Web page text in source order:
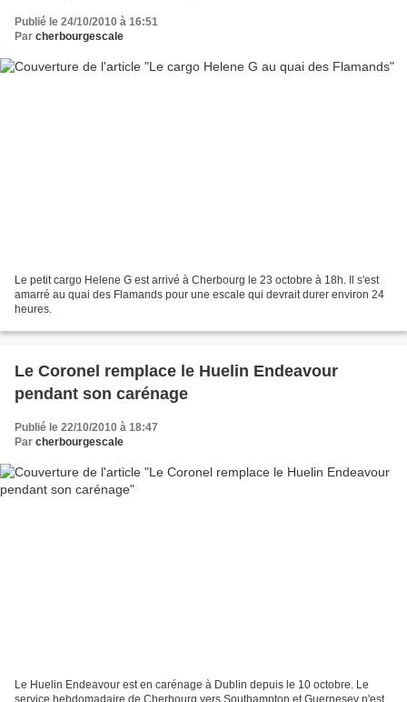
Publié le 24/10/2010 à 16:51
Par cherbourgescale
Le petit cargo Helene G est arrivé à Cherbourg le 23 octobre à 18h. Il s'est
amarré au quai des Flamands pour une escale qui devrait durer environ 24
heures.
Le Coronel remplace le Huelin Endeavour
pendant son carénage
Publié le 22/10/2010 à 18:47
Par cherbourgescale
Le Huelin Endeavour est en carénage à Dublin depuis le 10 octobre. Le
service hebdomadaire de Cherbourg vers Southampton et Guernesey n'est